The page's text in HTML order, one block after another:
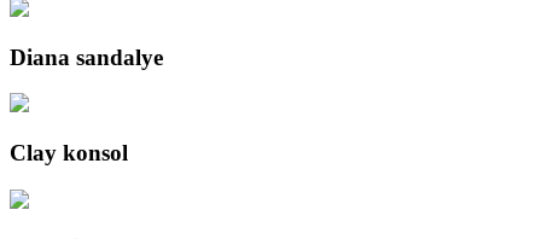
Diana sandalye
Clay konsol